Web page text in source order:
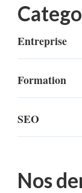
Entreprise
Formation
SEO
Nos